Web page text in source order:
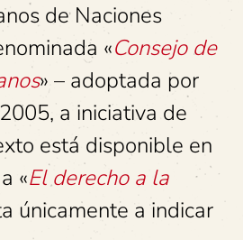
de Naciones
«Consejo de
» – adoptada por
a iniciativa de
está disponible en
«El derecho a la
únicamente a indicar